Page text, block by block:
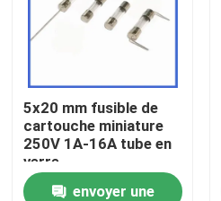
À la maison
Produits
5x20 mm fusible de
cartouche miniature
250V 1A-16A tube en
verre
envoyer une